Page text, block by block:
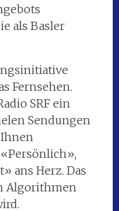
als Basler
Fernsehen.
SRF ein
Sendungen
ans Herz. Das
Algorithmen